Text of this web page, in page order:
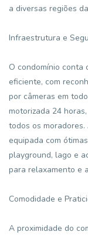
a diversas regiões
Infraestrutura e
O condomínio conta
eficiente, com
por câmeras em
motorizada 24
todos os moradores.
equipada com
playground, lago e
para relaxamento e
Comodidade e
A proximidade do